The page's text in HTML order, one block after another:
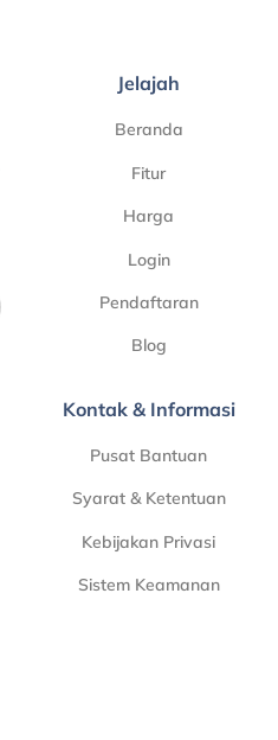
Jelajah
Beranda
Fitur
Harga
Login
Pendaftaran
Blog
Kontak & Informasi
Pusat Bantuan
Syarat & Ketentuan
Kebijakan Privasi
Sistem Keamanan